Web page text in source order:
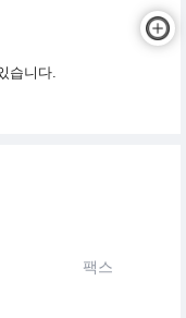
습니다.
팩스